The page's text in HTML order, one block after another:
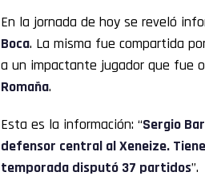
En la jornada de hoy se reveló
Boca. La misma fue compartida
a un impactante jugador que fue
Romaña.
Esta es la información: “Sergio
defensor central al Xeneize.
temporada disputó 37 partidos”.